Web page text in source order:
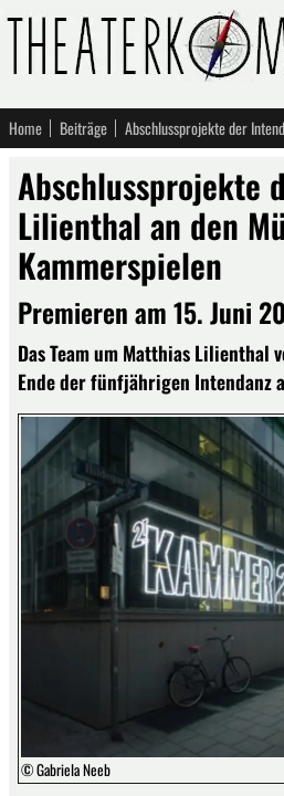
Home Beiträge
Abschlussprojekte
Lilienthal an den
Kammerspielen
Premieren am 15. Juni
Das Team um Matthias Lilienthal
Ende der fünfjährigen Intendanz
© Gabriela Neeb